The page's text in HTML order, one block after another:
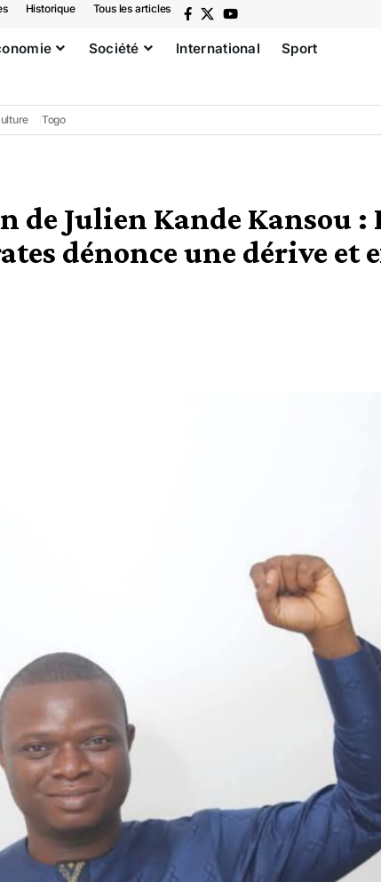
Historique Tous les articles
Société International Sport
Togo
de Julien Kande Kansou :
dénonce une dérive et